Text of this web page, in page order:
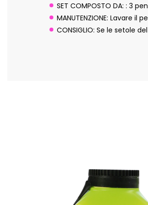
SET COMPOSTO DA: : 3
MANUTENZIONE: Lavare
CONSIGLIO: Se le setole